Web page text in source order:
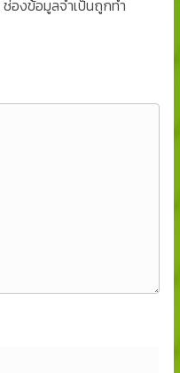
ช่องข้อมูลจำเป็นถูกทำ